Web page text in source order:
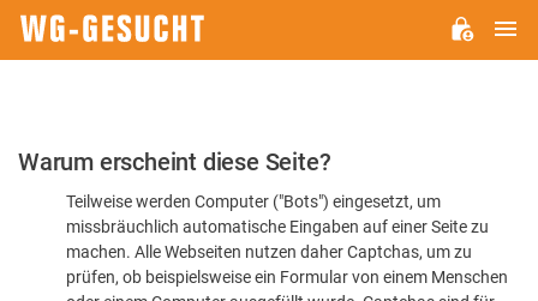
Bitte
dass
Warum erscheint diese Seite?
Teilweise werden Computer ("Bots") eingesetzt, um
missbräuchlich automatische Eingaben auf einer Seite zu
machen. Alle Webseiten nutzen daher Captchas, um zu
prüfen, ob beispielsweise ein Formular von einem Menschen